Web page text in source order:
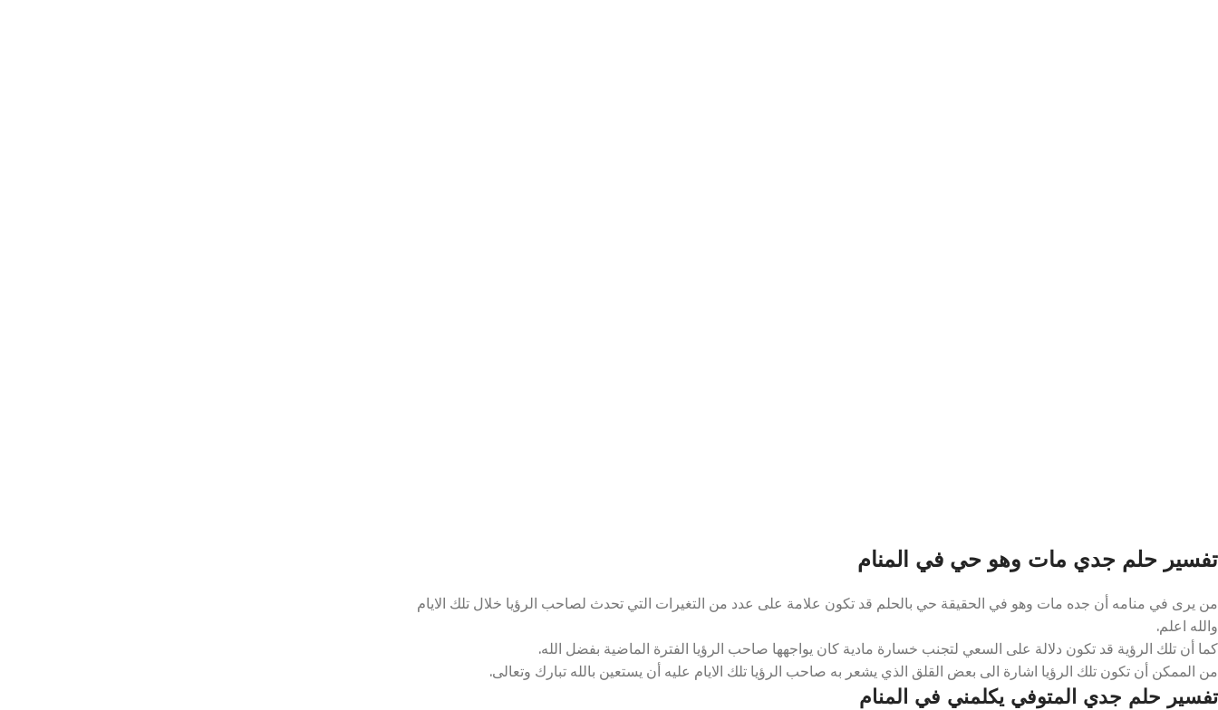
تفسير حلم جدي مات وهو حي في المنام
من يرى في منامه أن جده مات وهو في الحقيقة حي بالحلم قد تكون علامة على عدد من التغيرات التي تحدث لصاحب الرؤيا خلال تلك الايام
والله اعلم.
كما أن تلك الرؤية قد تكون دلالة على السعي لتجنب خسارة مادية كان يواجهها صاحب الرؤيا الفترة الماضية بفضل الله.
من الممكن أن تكون تلك الرؤيا اشارة الى بعض القلق الذي يشعر به صاحب الرؤيا تلك الايام عليه أن يستعين بالله تبارك وتعالى.
تفسير حلم جدي المتوفي يكلمني في المنام